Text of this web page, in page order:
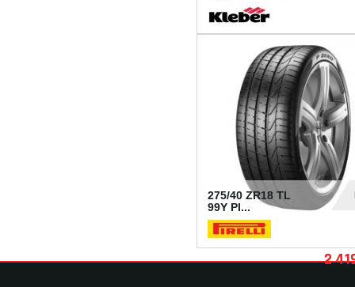
275/40 ZR18 TL
99Y PI...
2